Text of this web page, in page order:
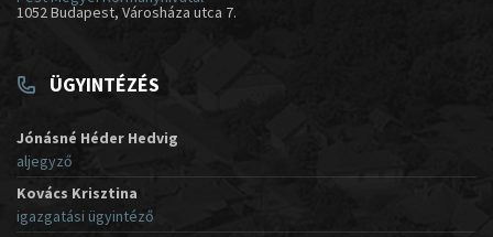
1052 Budapest, Városháza utca 7.
ÜGYINTÉZÉS
Jónásné Héder Hedvig
aljegyző
Kovács Krisztina
igazgatási ügyintéző